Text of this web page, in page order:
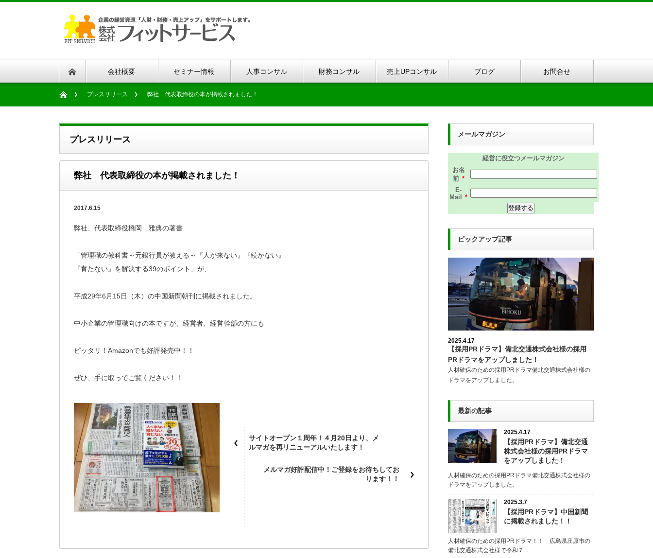
会社概要 セミナー情報 人事コンサル 財務コンサル 売上UPコンサル ブログ お問合せ
プレスリリース 弊社 代表取締役の本が掲載されました！
プレスリリース
弊社 代表取締役の本が掲載されました！
2017.6.15
弊社、代表取締役橋岡 雅典の著書
「管理職の教科書～元銀行員が教える～『人が来ない』『続かない』
『育たない』を解決する39のポイント」が、
平成29年6月15日（木）の中国新聞朝刊に掲載されました。
中小企業の管理職向けの本ですが、経営者、経営幹部の方にも
ピッタリ！Amazonでも好評発売中！！
ぜひ、手に取ってご覧ください！！
サイトオープン１周年！４月20日より、メ
ルマガを再リニューアルいたします！
メルマガ好評配信中！ご登録をお待ちしてお
ります！！
メールマガジン
経営に役立つメールマガジン
お名
前 *
E-
Mail
*
ピックアップ記事
2025.4.17
【採用PRドラマ】備北交通株式会社様の採用
PRドラマをアップしました！
人材確保のための採用PRドラマ備北交通株式会社様の
ドラマをアップしました。
最新の記事
2025.4.17
【採用PRドラマ】備北交通
株式会社様の採用PRドラマ
をアップしました！
人材確保のための採用PRドラマ備北交通株式会社様の
ドラマをアップしました。
2025.3.7
【採用PRドラマ】中国新聞
に掲載されました！！
人材確保のための採用PRドラマ！！ 広島県庄原市の
備北交通株式会社様で令和７...